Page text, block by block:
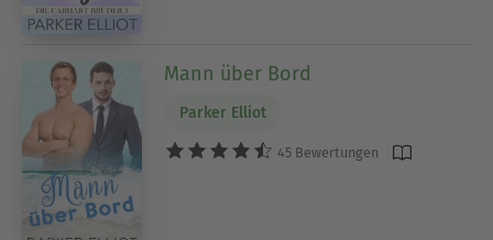
Mann über Bord
Parker Elliot
45 Bewertungen